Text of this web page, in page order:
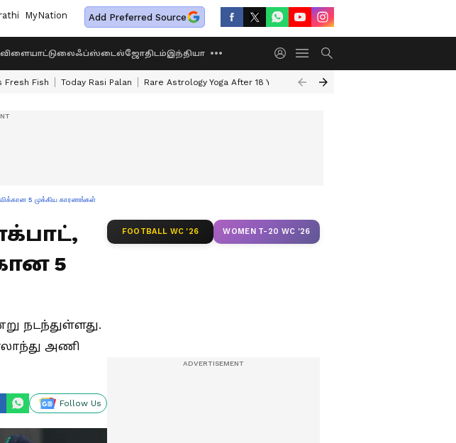
MyNation Add Preferred Source
விளையாட்டுலைஃப்ஸ்டைல்ஜோதிடம்இந்தியா
Fresh Fish Today Rasi Palan Rare Astrology Yoga After 18 Years Dwi Pushkar Yoga 2026
5 முக்கிய காரணங்கள்
5
நடந்துள்ளது.
அணி
Follow Us
FOOTBALL WC '26 WOMEN T-20 WC '26